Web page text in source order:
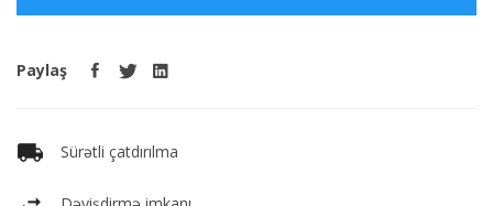
Paylaş
Sürətli çatdırılma